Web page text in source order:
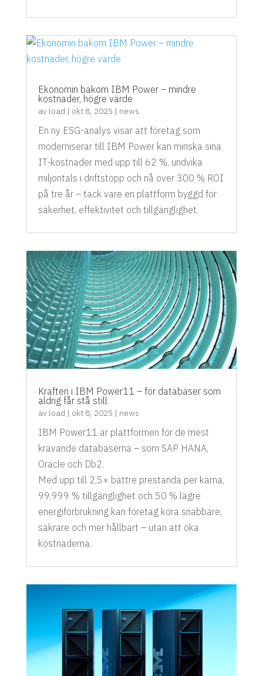
Ekonomin bakom IBM Power – mindre
kostnader, högre värde
av load | okt 8, 2025 | news
En ny ESG-analys visar att företag som
moderniserar till IBM Power kan minska sina
IT-kostnader med upp till 62 %, undvika
miljontals i driftstopp och nå över 300 % ROI
på tre år – tack vare en plattform byggd för
säkerhet, effektivitet och tillgänglighet.
Kraften i IBM Power11 – för databaser som
aldrig får stå still
av load | okt 8, 2025 | news
IBM Power11 är plattformen för de mest
krävande databaserna – som SAP HANA,
Oracle och Db2.
Med upp till 2,5× bättre prestanda per kärna,
99,999 % tillgänglighet och 50 % lägre
energiförbrukning kan företag köra snabbare,
säkrare och mer hållbart – utan att öka
kostnaderna.